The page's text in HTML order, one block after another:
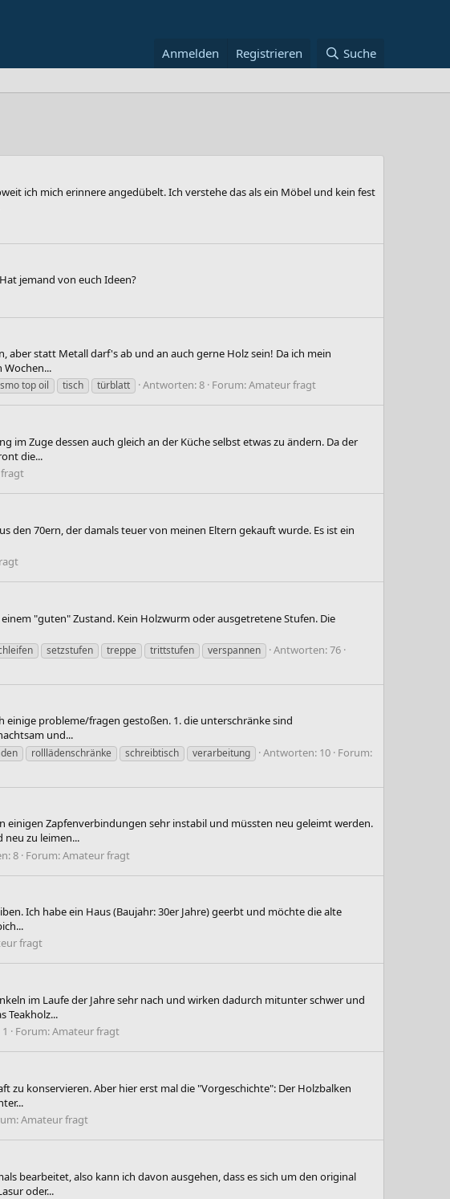
Anmelden Registrieren Suche
ich mich erinnere angedübelt. Ich verstehe das als ein Möbel und kein fest
jemand von euch Ideen?
aber statt Metall darf's ab und an auch gerne Holz sein! Da ich mein
Wochen...
top oil tisch türblatt Antworten: 8 Forum:Amateur fragt
Zuge dessen auch gleich an der Küche selbst etwas zu ändern. Da der
die...
den 70ern, der damals teuer von meinen Eltern gekauft wurde. Es ist ein
"guten" Zustand. Kein Holzwurm oder ausgetretene Stufen. Die
setzstufen treppe trittstufen verspannen
Antworten: 76
einige probleme/fragen gestoßen. 1. die unterschränke sind
und...
rolllädenschränke schreibtisch verarbeitung Antworten: 10 Forum:
einigen Zapfenverbindungen sehr instabil und müssten neu geleimt werden.
zu leimen...
8 Forum:Amateur fragt
Ich habe ein Haus (Baujahr: 30er Jahre) geerbt und möchte die alte
fragt
im Laufe der Jahre sehr nach und wirken dadurch mitunter schwer und
Teakholz...
Forum:Amateur fragt
zu konservieren. Aber hier erst mal die "Vorgeschichte": Der Holzbalken
Amateur fragt
bearbeitet, also kann ich davon ausgehen, dass es sich um den original
oder...